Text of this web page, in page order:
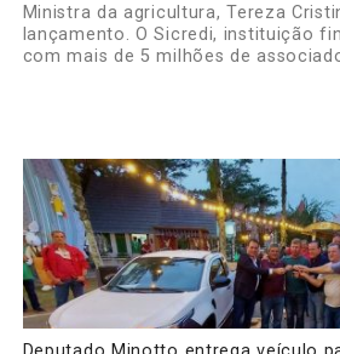
Ministra da agricultura, Tereza
lançamento. O Sicredi, instituição
com mais de 5 milhões de